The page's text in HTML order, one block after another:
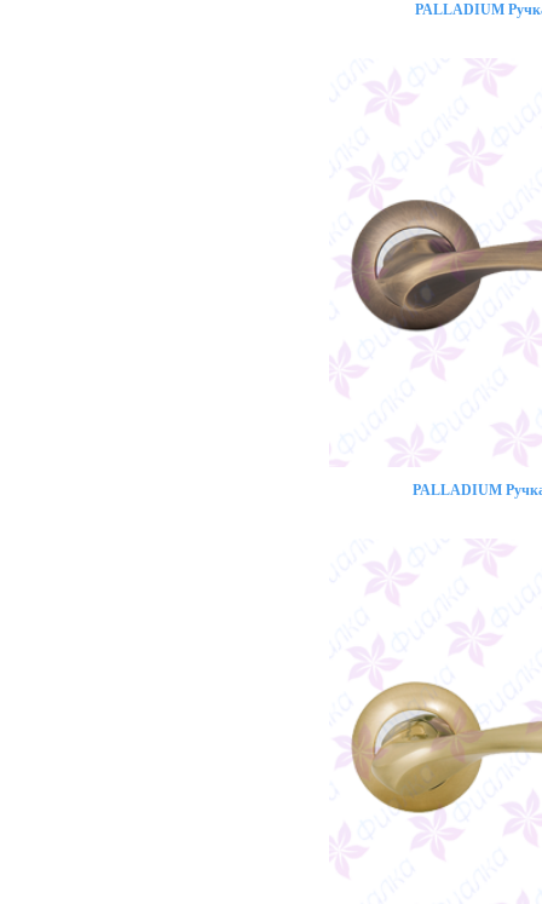
PALLADIUM
PALLADIUM